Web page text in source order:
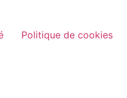
Politique de cookies